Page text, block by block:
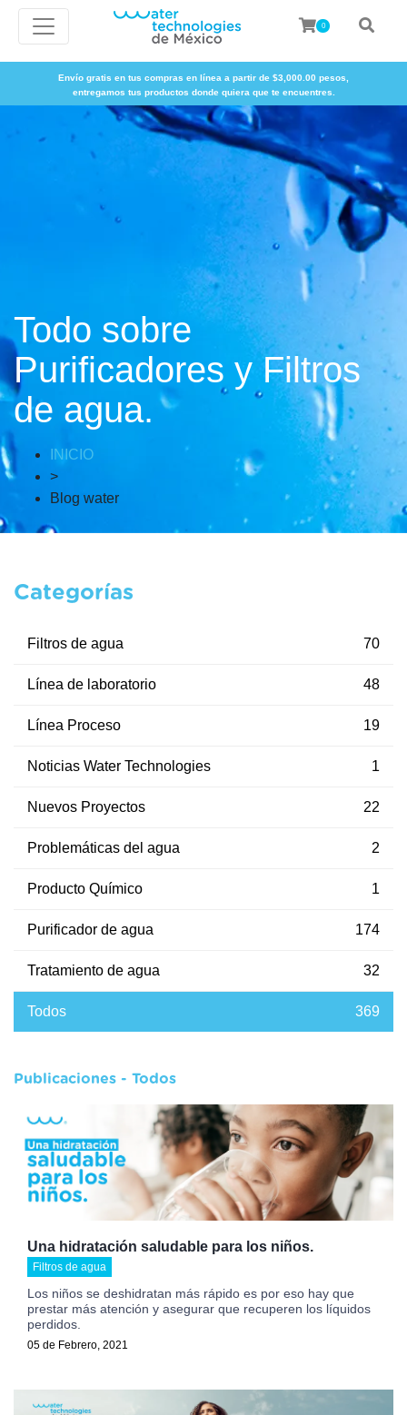
0
Envío gratis en tus compras en línea a partir de $3,000.00 pesos,
entregamos tus productos donde quiera que te encuentres.
Todo sobre
Purificadores y Filtros
de agua.
INICIO
>
Blog water
Categorías
Filtros de agua 70
Línea de laboratorio 48
Línea Proceso 19
Noticias Water Technologies 1
Nuevos Proyectos 22
Problemáticas del agua 2
Producto Químico 1
Purificador de agua 174
Tratamiento de agua 32
Todos 369
Publicaciones - Todos
Una hidratación saludable para los niños.
Filtros de agua
Los niños se deshidratan más rápido es por eso hay que
prestar más atención y asegurar que recuperen los líquidos
perdidos.
05 de Febrero, 2021